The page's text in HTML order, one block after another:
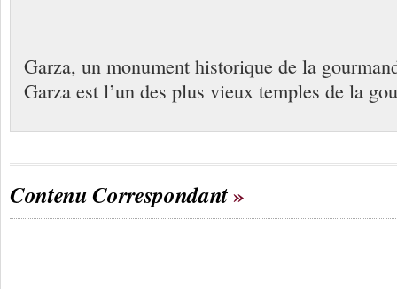
Garza, un monument historique de la
Garza est l’un des plus vieux temples de la
Contenu Correspondant